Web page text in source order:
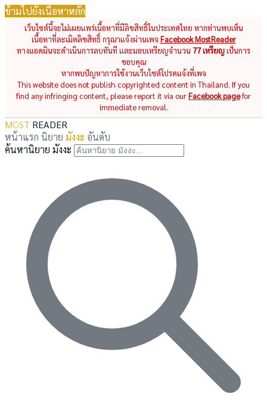
ข้ามไปยังเนื้อหาหลัก
เว็บไซต์นี้จะไม่เผยแพร่เนื้อหาที่มีลิขสิทธิ์ในประเทศไทย หากท่านพบเห็น
เนื้อหาที่ละเมิดลิขสิทธิ์ กรุณาแจ้งผ่านเพจ Facebook MostReader
ทางแอดมินจะดำเนินการลบทันที และมอบเหรียญจำนวน 77 เหรียญเป็นการ
ขอบคุณ
หากพบปัญหาการใช้งานเว็บไซต์โปรดแจ้งที่เพจ
This website does not publish copyrighted content in Thailand. If you
find any infringing content, please report it via ourFacebook pagefor
immediate removal.
MOST READER
หน้าแรก นิยาย มังงะ อันดับ
ค้นหานิยาย มังงะ